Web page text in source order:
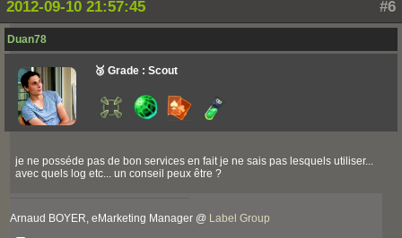
#6
2012-09-10 21:57:45
Duan78
🥉 Grade : Scout
je ne posséde pas de bon services en fait je ne sais pas lesquels utiliser...
avec quels log etc... un conseil peux être ?
Arnaud BOYER, eMarketing Manager @ Label Group